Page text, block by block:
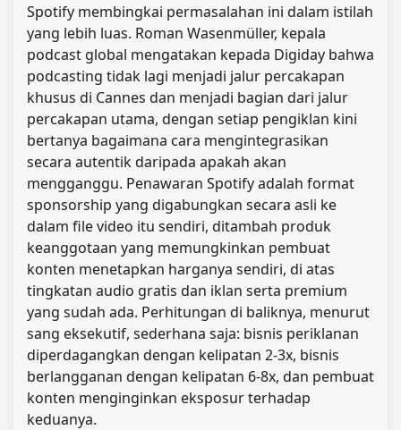
Spotify membingkai permasalahan ini dalam istilah
yang lebih luas. Roman Wasenmüller, kepala
podcast global mengatakan kepada Digiday bahwa
podcasting tidak lagi menjadi jalur percakapan
khusus di Cannes dan menjadi bagian dari jalur
percakapan utama, dengan setiap pengiklan kini
bertanya bagaimana cara mengintegrasikan
secara autentik daripada apakah akan
mengganggu. Penawaran Spotify adalah format
sponsorship yang digabungkan secara asli ke
dalam file video itu sendiri, ditambah produk
keanggotaan yang memungkinkan pembuat
konten menetapkan harganya sendiri, di atas
tingkatan audio gratis dan iklan serta premium
yang sudah ada. Perhitungan di baliknya, menurut
sang eksekutif, sederhana saja: bisnis periklanan
diperdagangkan dengan kelipatan 2-3x, bisnis
berlangganan dengan kelipatan 6-8x, dan pembuat
konten menginginkan eksposur terhadap
keduanya.